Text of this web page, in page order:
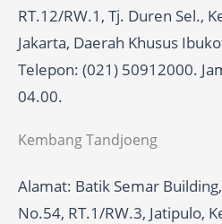
RT.12/RW.1, Tj. Duren Sel.,
Jakarta, Daerah Khusus
Telepon: (021) 50912000.
04.00.
Kembang Tandjoeng
Alamat: Batik Semar
No.54, RT.1/RW.3, Jatipulo,